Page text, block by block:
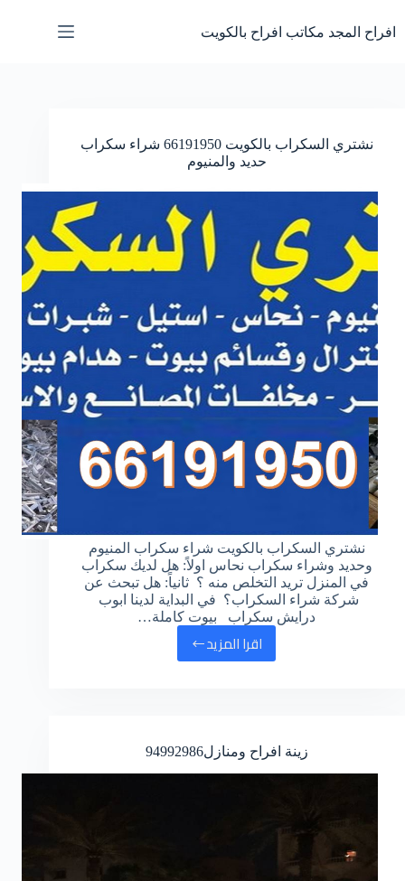
إلى
المحتوى
افراح المجد مكاتب افراح بالكويت
نشتري السكراب بالكويت 66191950 شراء سكراب
حديد والمنيوم
نشتري السكراب بالكويت شراء سكراب المنيوم
وحديد وشراء سكراب نحاس اولاً: هل لديك سكراب
في المنزل تريد التخلص منه ؟ ثانياً: هل تبحث عن
شركة شراء السكراب؟ في البداية لدينا ابوب
درايش سكراب بيوت كاملة…
اقرا المزيد
نشتري
شراء
زينة افراح ومنازل94992986